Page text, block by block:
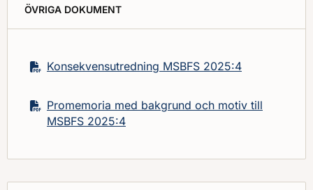
ÖVRIGA DOKUMENT
Konsekvensutredning MSBFS 2025:4
Promemoria med bakgrund och motiv till
MSBFS 2025:4